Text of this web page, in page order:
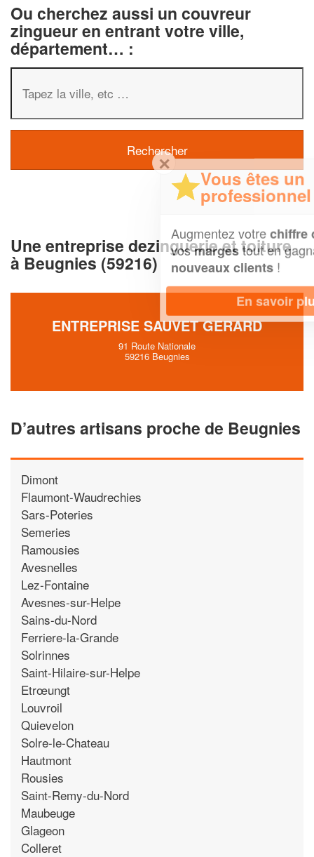
Ou cherchez aussi un couvreur
zingueur en entrant votre ville,
département… :
Une entreprise dezinguerie et toiture
à Beugnies (59216)
ENTREPRISE SAUVET GERARD
91 Route Nationale
59216 Beugnies
D’autres artisans proche de Beugnies
Dimont
Flaumont-Waudrechies
Sars-Poteries
Semeries
Ramousies
Avesnelles
Lez-Fontaine
Avesnes-sur-Helpe
Sains-du-Nord
Ferriere-la-Grande
Solrinnes
Saint-Hilaire-sur-Helpe
Etrœungt
Louvroil
Quievelon
Solre-le-Chateau
Hautmont
Rousies
Saint-Remy-du-Nord
Maubeuge
Glageon
Colleret
✕
Vous êtes un
professionnel ?
Augmentez votrechiffre d'affaireset
vosmargestout en gagnant de
nouveaux clients!
En savoir plus